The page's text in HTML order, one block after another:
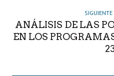
ANÁLISIS DE LAS
EN LOS